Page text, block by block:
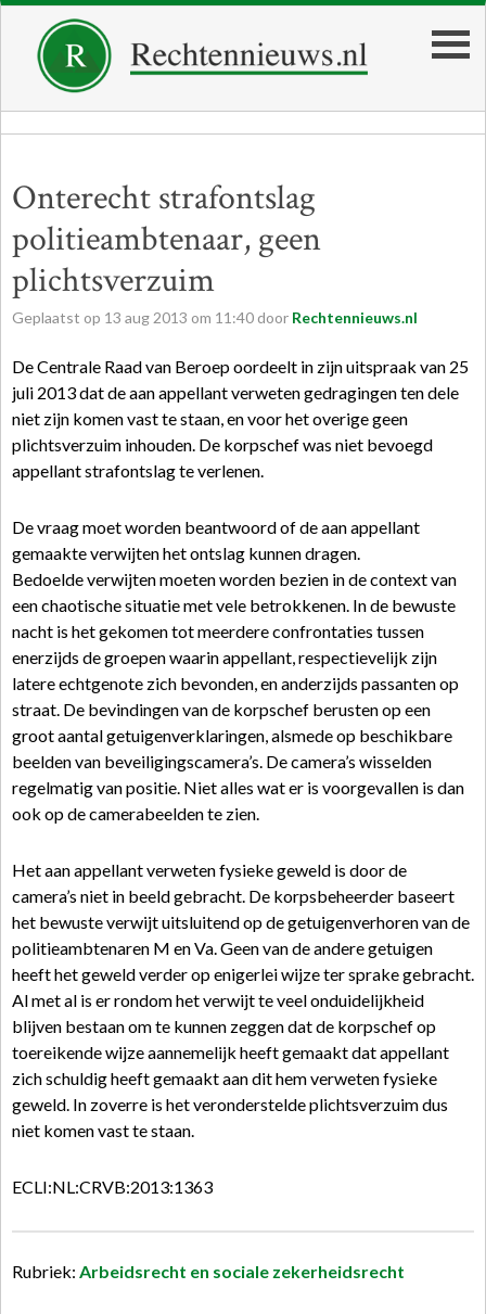
Onterecht strafontslag
politieambtenaar, geen
plichtsverzuim
Geplaatst op 13 aug 2013 om 11:40 door Rechtennieuws.nl
De Centrale Raad van Beroep oordeelt in zijn uitspraak van 25
juli 2013 dat de aan appellant verweten gedragingen ten dele
niet zijn komen vast te staan, en voor het overige geen
plichtsverzuim inhouden. De korpschef was niet bevoegd
appellant strafontslag te verlenen.
De vraag moet worden beantwoord of de aan appellant
gemaakte verwijten het ontslag kunnen dragen.
Bedoelde verwijten moeten worden bezien in de context van
een chaotische situatie met vele betrokkenen. In de bewuste
nacht is het gekomen tot meerdere confrontaties tussen
enerzijds de groepen waarin appellant, respectievelijk zijn
latere echtgenote zich bevonden, en anderzijds passanten op
straat. De bevindingen van de korpschef berusten op een
groot aantal getuigenverklaringen, alsmede op beschikbare
beelden van beveiligingscamera’s. De camera’s wisselden
regelmatig van positie. Niet alles wat er is voorgevallen is dan
ook op de camerabeelden te zien.
Het aan appellant verweten fysieke geweld is door de
camera’s niet in beeld gebracht. De korpsbeheerder baseert
het bewuste verwijt uitsluitend op de getuigenverhoren van de
politieambtenaren M en Va. Geen van de andere getuigen
heeft het geweld verder op enigerlei wijze ter sprake gebracht.
Al met al is er rondom het verwijt te veel onduidelijkheid
blijven bestaan om te kunnen zeggen dat de korpschef op
toereikende wijze aannemelijk heeft gemaakt dat appellant
zich schuldig heeft gemaakt aan dit hem verweten fysieke
geweld. In zoverre is het veronderstelde plichtsverzuim dus
niet komen vast te staan.
ECLI:NL:CRVB:2013:1363
Rubriek: Arbeidsrecht en sociale zekerheidsrecht